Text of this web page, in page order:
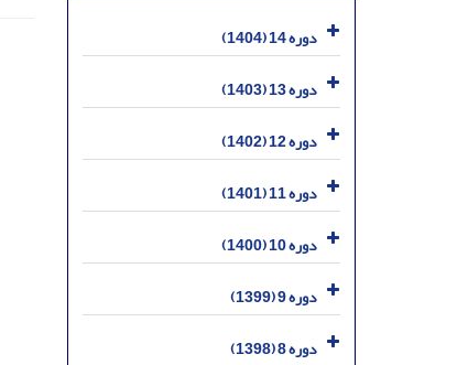
دوره 14 (1404)
دوره 13 (1403)
دوره 12 (1402)
دوره 11 (1401)
دوره 10 (1400)
دوره 9 (1399)
دوره 8 (1398)